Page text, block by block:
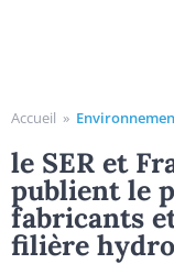
Accueil »
le SER et
publient le
fabricants
filière